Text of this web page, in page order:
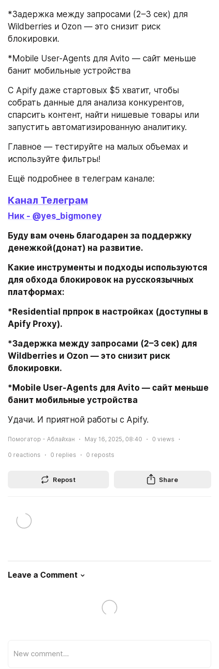
*Задержка между запросами (2–3 сек) для
Wildberries и Ozon — это снизит риск
блокировки.
*Mobile User-Agents для Avito — сайт меньше
банит мобильные устройства
С Apify даже стартовых $5 хватит, чтобы
собрать данные для анализа конкурентов,
спарсить контент, найти нишевые товары или
запустить автоматизированную аналитику.
Главное — тестируйте на малых объемах и
используйте фильтры!
Ещё подробнее в телеграм канале:
Канал Телеграм
Ник - @yes_bigmoney
Буду вам очень благодарен за поддержку
денежкой(донат) на развитие.
Какие инструменты и подходы используются
для обхода блокировок на русскоязычных
платформах:
*Residential прпрок в настройках (доступны в
Apify Proxy).
*Задержка между запросами (2–3 сек) для
Wildberries и Ozon — это снизит риск
блокировки.
*Mobile User-Agents для Avito — сайт меньше
банит мобильные устройства
Удачи. И приятной работы с Apify.
Помогатор - Аблайхан May 16, 2025, 08:40 0 views
0 reactions 0 replies 0 reposts
Repost Share
Leave a Comment